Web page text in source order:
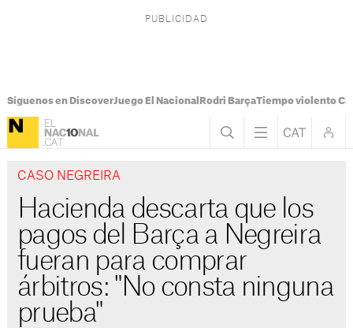
Síguenos en DiscoverJuego El Nacional Rodri BarçaTiempo violento
CASO NEGREIRA
Hacienda descarta que los
pagos del Barça a Negreira
fueran para comprar
árbitros: "No consta ninguna
prueba"